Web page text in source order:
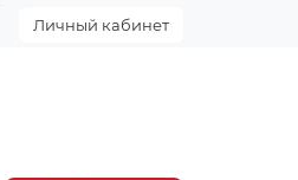
Личный кабинет